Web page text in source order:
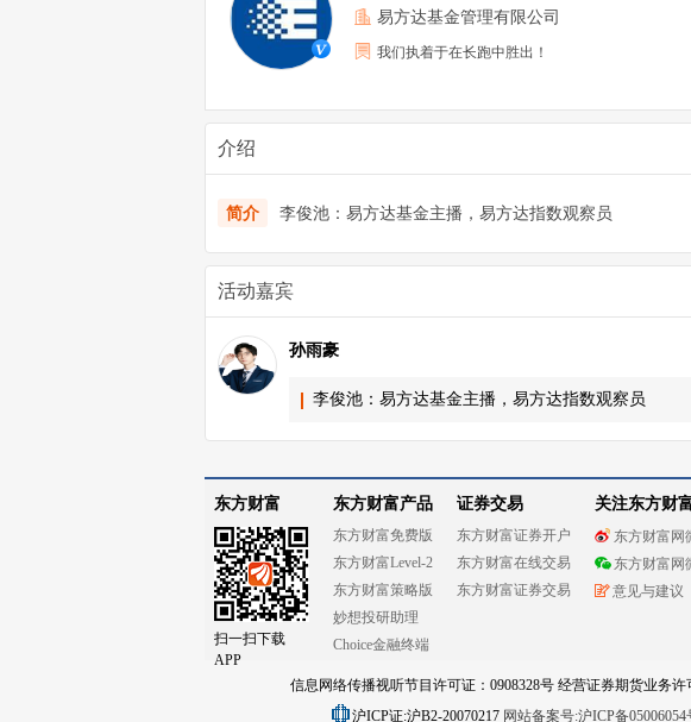
易方达基金管理有限公司
我们执着于在长跑中胜出！
介绍
简介 李俊池：易方达基金主播，易方达指数观察员
活动嘉宾
孙雨豪
李俊池：易方达基金主播，易方达指数观察员
东方财富
扫一扫下载
APP
东方财富产品
东方财富免费版
东方财富Level-2
东方财富策略版
妙想投研助理
Choice金融终端
证券交易
东方财富证券开户
东方财富在线交易
东方财富证券交易
关注东方财
东方财富网
东方财富网
意见与建议
信息网络传播视听节目许可证：0908328号 经营证券期货业务许
沪ICP证:沪B2-20070217 网站备案号:沪ICP备05006054